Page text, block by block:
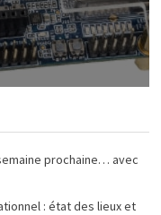
prochaine… avec
: état des lieux et